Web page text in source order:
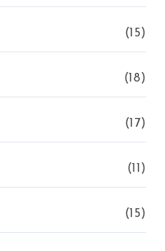
(15)
(18)
(17)
(11)
(15)